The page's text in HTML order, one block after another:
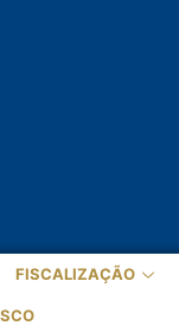
FISCALIZAÇÃO